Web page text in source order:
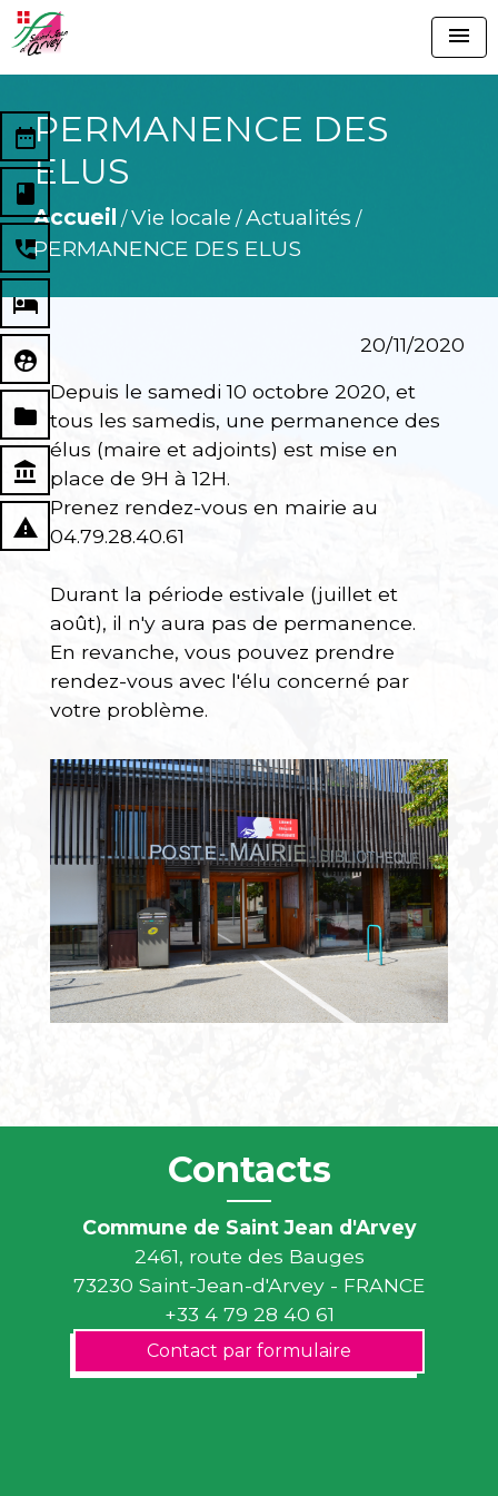
menu
PERMANENCE DES
ELUS
Accueil /Vie locale /Actualités /
PERMANENCE DES ELUS
date_range
book
perm_phone_msg
local_hotel
supervised_user_circle
folder
account_balance
report_problem
20/11/2020
Depuis le samedi 10 octobre 2020, et
tous les samedis, une permanence des
élus (maire et adjoints) est mise en
place de 9H à 12H.
Prenez rendez-vous en mairie au
04.79.28.40.61
Durant la période estivale (juillet et
août), il n'y aura pas de permanence.
En revanche, vous pouvez prendre
rendez-vous avec l'élu concerné par
votre problème.
Contacts
Commune de Saint Jean d'Arvey
2461, route des Bauges
73230 Saint-Jean-d'Arvey - FRANCE
+33 4 79 28 40 61
Contact par formulaire